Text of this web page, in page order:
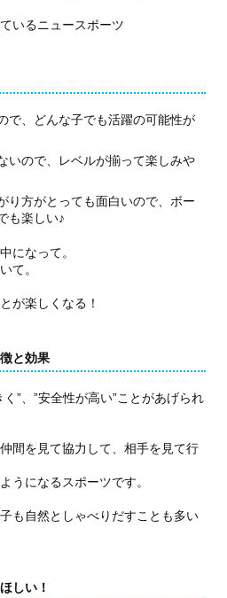
いるニュースポーツ
で、どんな子でも活躍の可能性が
いので、レベルが揃って楽しみや
り方がとっても面白いので、ボー
も楽しい♪
になって。
て。
が楽しくなる！
と効果
”、”安全性が高い”ことがあげられ
間を見て協力して、相手を見て行
うになるスポーツです。
も自然としゃべりだすことも多い
しい！